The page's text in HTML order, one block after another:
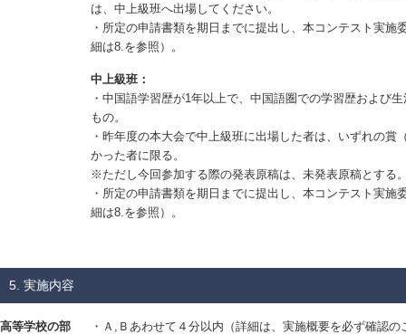
は、中上級班へ出場してください。
・所定の申請書類を期日までに提出し、本コンテスト実施
細は8.を参照）。
中上級班：
・中国語学習歴が1年以上で、中国語圏での学習歴および
もの。
・昨年度の本大会で中上級班に出場した者は、いずれの賞
かった者に限る。
※ただし今回参加する際の発表原稿は、未発表原稿とする
・所定の申請書類を期日までに提出し、本コンテスト実施
細は8.を参照）。
5. 実施内容
高等学校の部
・Ａ,Ｂあわせて４分以内（詳細は、実施概要を必ず確認の